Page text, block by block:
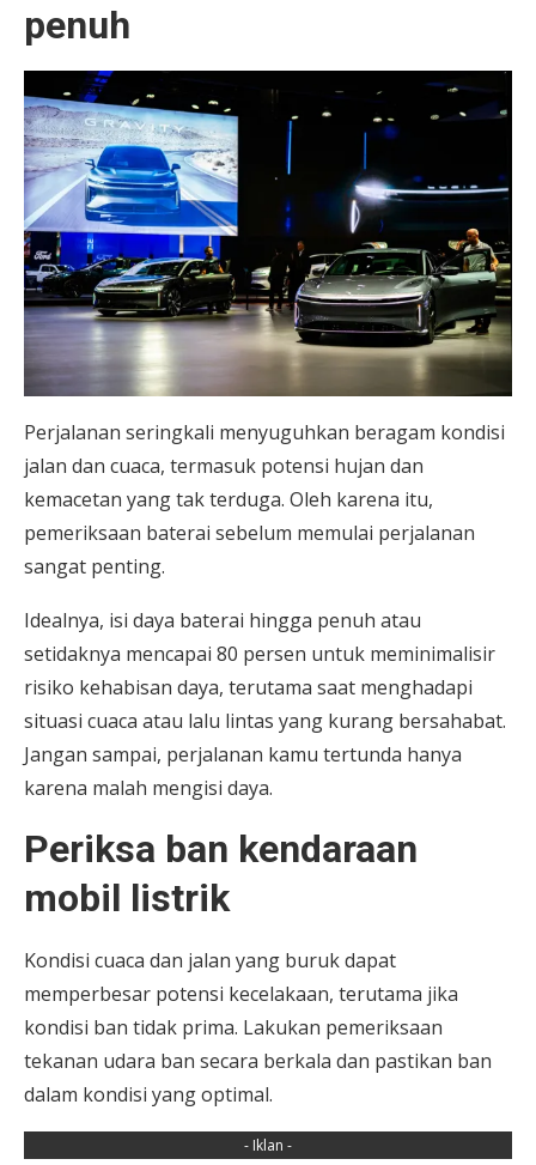
penuh
Perjalanan seringkali menyuguhkan beragam kondisi
jalan dan cuaca, termasuk potensi hujan dan
kemacetan yang tak terduga. Oleh karena itu,
pemeriksaan baterai sebelum memulai perjalanan
sangat penting.
Idealnya, isi daya baterai hingga penuh atau
setidaknya mencapai 80 persen untuk meminimalisir
risiko kehabisan daya, terutama saat menghadapi
situasi cuaca atau lalu lintas yang kurang bersahabat.
Jangan sampai, perjalanan kamu tertunda hanya
karena malah mengisi daya.
Periksa ban kendaraan
mobil listrik
Kondisi cuaca dan jalan yang buruk dapat
memperbesar potensi kecelakaan, terutama jika
kondisi ban tidak prima. Lakukan pemeriksaan
tekanan udara ban secara berkala dan pastikan ban
dalam kondisi yang optimal.
- Iklan -